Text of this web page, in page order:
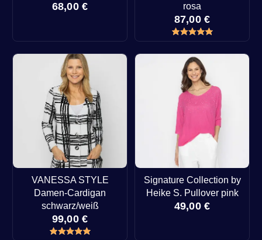
68,00 €
rosa
87,00 €
VANESSA STYLE
Damen-Cardigan
schwarz/weiß
99,00 €
Signature Collection by
Heike S. Pullover pink
49,00 €